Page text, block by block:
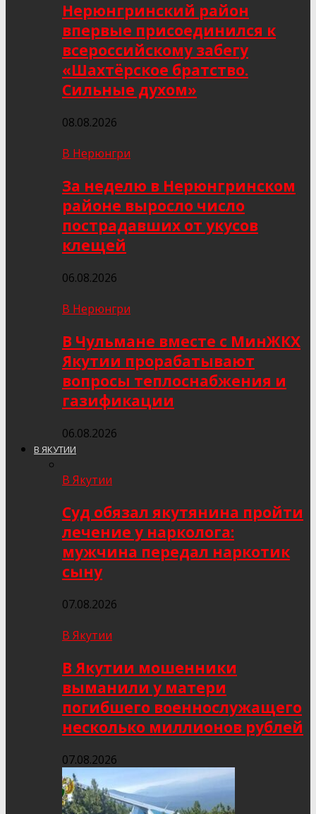
Нерюнгринский район
впервые присоединился к
всероссийскому забегу
«Шахтёрское братство.
Сильные духом»
08.08.2026
В Нерюнгри
За неделю в Нерюнгринском
районе выросло число
пострадавших от укусов
клещей
06.08.2026
В Нерюнгри
В Чульмане вместе с МинЖКХ
Якутии прорабатывают
вопросы теплоснабжения и
газификации
06.08.2026
В ЯКУТИИ
В Якутии
Суд обязал якутянина пройти
лечение у нарколога:
мужчина передал наркотик
сыну
07.08.2026
В Якутии
В Якутии мошенники
выманили у матери
погибшего военнослужащего
несколько миллионов рублей
07.08.2026